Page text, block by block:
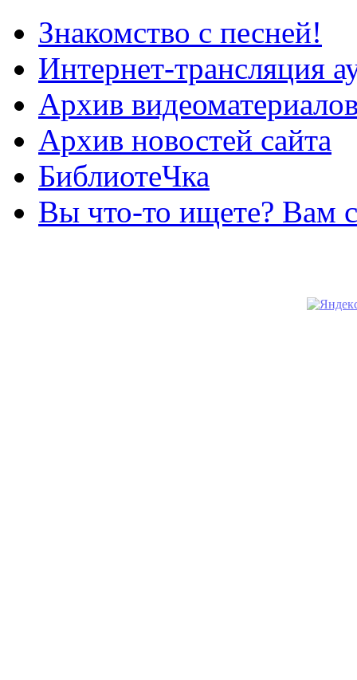
Знакомство с песней!
Интернет-трансляция
Архив
Архив новостей сайта
БиблиотеЧка
Вы что-то ищете? Вам